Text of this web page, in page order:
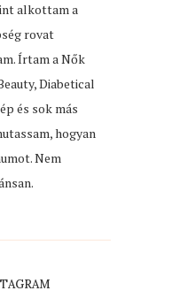
alkottam a
rovat
Írtam a Nők
Diabetical
és sok más
hogyan
Nem